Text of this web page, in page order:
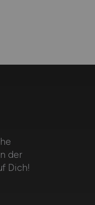
der
Dich!